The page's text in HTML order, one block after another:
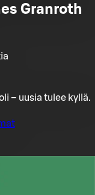
Granroth
– uusia tulee kyllä.